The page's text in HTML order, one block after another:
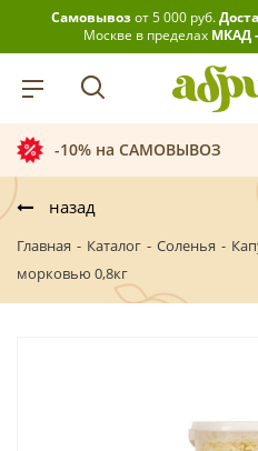
Самовывозот 5 000 руб.
Москве в пределах МКАД
-10% на САМОВЫВОЗ
назад
Главная - Каталог - Соленья -
морковью 0,8кг